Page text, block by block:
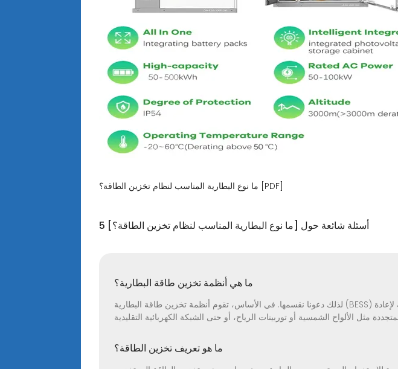
ما نوع البطارية المناسب لنظام تخزين الطاقة؟ [PDF]
5 أسئلة شائعة حول [ما نوع البطارية المناسب لنظام تخزين الطاقة؟]
ما هي أنظمة تخزين طاقة البطارية؟
لذلك دعونا نقسمها. في الأساس، تقوم أنظمة تخزين طاقة البطارية (BESS) بالتقاط الكهرباء وتخزينها لاستخدامها لاحقًا. فكر فيها على أنها بطاريات عملاقة قابلة لإعادة
ما هو تعريف تخزين الطاقة؟